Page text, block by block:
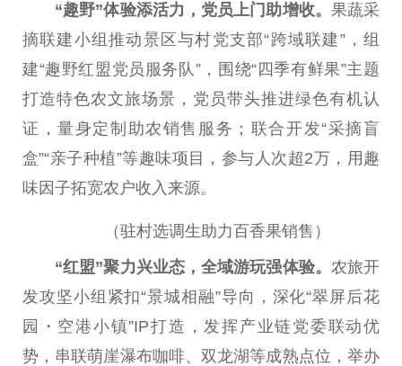
“趣野”体验添活力，党员上门助增收。 果蔬采
摘联建小组推动景区与村党支部“跨域联建”，组
建“趣野红盟党员服务队”，围绕“四季有鲜果”主题
打造特色农文旅场景，党员带头推进绿色有机认
证，量身定制助农销售服务；联合开发“采摘盲
盒”“亲子种植”等趣味项目，参与人次超2万，用趣
味因子拓宽农户收入来源。
（驻村选调生助力百香果销售）
“红盟”聚力兴业态，全域游玩强体验。 农旅开
发攻坚小组紧扣“景城相融”导向，深化“翠屏后花
园・空港小镇”IP打造，发挥产业链党委联动优
势，串联萌崖瀑布咖啡、双龙湖等成熟点位，举办